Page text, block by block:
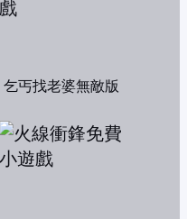
乞丐找老婆無敵版